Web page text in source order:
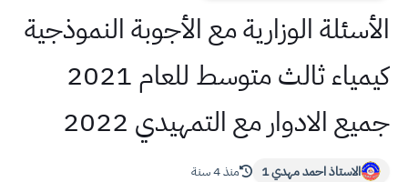
الأسئلة الوزارية مع الأجوبة النموذجية
كيمياء ثالث متوسط للعام 2021
جميع الادوار مع التمهيدي 2022
الاستاذ احمد مهدي 1 منذ 4 سنة